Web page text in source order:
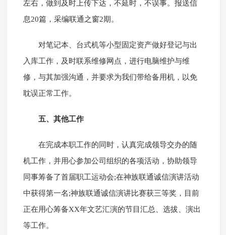
左右，做到及时上传下达，不延时，不误事。报送信
息20篇，采编联通之窗2期。
对笔记本、台式机等小型固定资产做好登记与出
入库工作，及时联系维修网点，进行电脑维护与维
修，与其加强沟通，并要求为我们带给备用机，以免
耽误正常工作。
五、其他工作
在完成本职工作的同时，认真完成领导交办的随
机工作，并用心参加公司组织的各项活动，协助领导
同事筹备了首届职工运动会;在神族联通诚信演讲活动
中获得第一名;神族联通诚信演讲比赛获三等奖，目前
正在用心筹备XX年文艺汇演的节目汇总、选拔、演出
等工作。